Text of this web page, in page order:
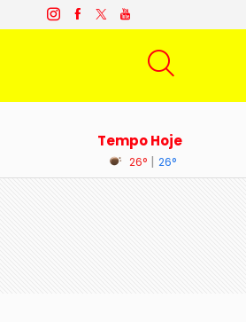
Tempo Hoje
26° | 26°